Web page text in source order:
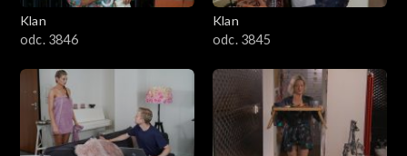
Klan
odc. 3846
Klan
odc. 3845